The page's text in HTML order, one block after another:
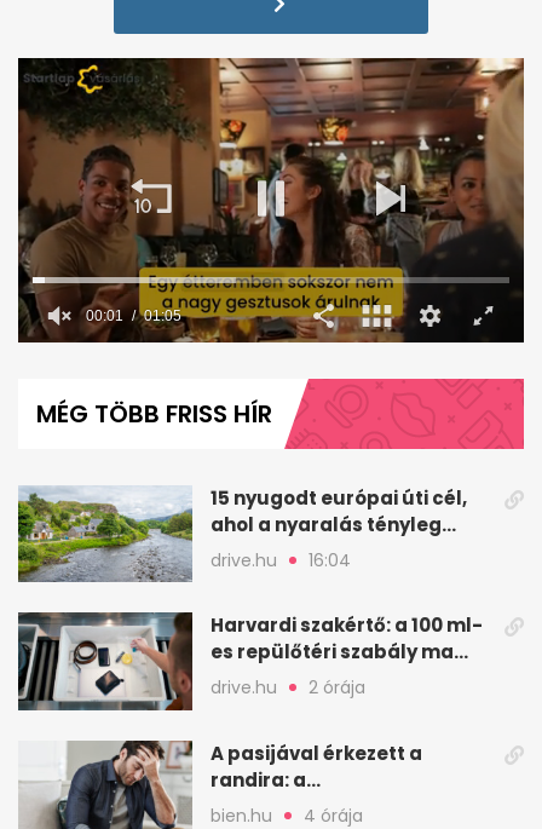
minute,
MÉG TÖBB FRISS HÍR
15 nyugodt európai úti cél,
ahol a nyaralás tényleg
pihenés
drive.hu 16:04
Harvardi szakértő: a 100 ml-
es repülőtéri szabály ma
már színjáték
drive.hu 2 órája
A pasijával érkezett a
randira: a
legmegdöbbentőbb első
bien.hu 4 órája